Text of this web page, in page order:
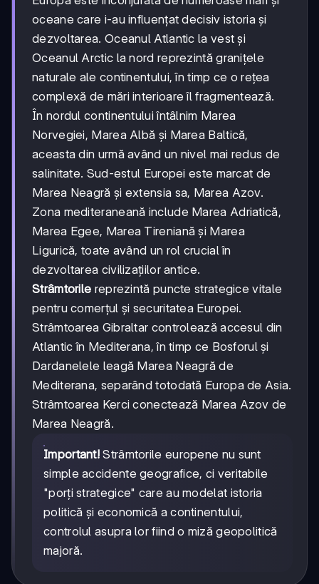
oceane care i-au influențat decisiv istoria și
dezvoltarea. Oceanul Atlantic la vest și
Oceanul Arctic la nord reprezintă granițele
naturale ale continentului, în timp ce o rețea
complexă de mări interioare îl fragmentează.
În nordul continentului întâlnim Marea
Norvegiei, Marea Albă și Marea Baltică,
aceasta din urmă având un nivel mai redus de
salinitate. Sud-estul Europei este marcat de
Marea Neagră și extensia sa, Marea Azov.
Zona mediteraneană include Marea Adriatică,
Marea Egee, Marea Tireniană și Marea
Ligurică, toate având un rol crucial în
dezvoltarea civilizațiilor antice.
Strâmtorile reprezintă puncte strategice vitale
pentru comerțul și securitatea Europei.
Strâmtoarea Gibraltar controlează accesul din
Atlantic în Mediterana, în timp ce Bosforul și
Dardanelele leagă Marea Neagră de
Mediterana, separând totodată Europa de Asia.
Strâmtoarea Kerci conectează Marea Azov de
Marea Neagră.
Important! Strâmtorile europene nu sunt
simple accidente geografice, ci veritabile
"porți strategice" care au modelat istoria
politică și economică a continentului,
controlul asupra lor fiind o miză geopolitică
majoră.